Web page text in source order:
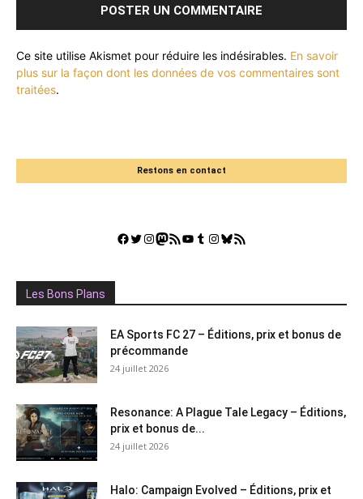
Ce site utilise Akismet pour réduire les indésirables. En savoir
plus sur la façon dont les données de vos commentaires sont
traitées.
Restons en contact
Facebook
Twitter
Instagram
Mastodon
Flux RSSYouTube
Tumblr
Instagram
Bluesky
GestGame
Les Bons Plans
EA Sports FC 27 – Éditions, prix et bonus de
précommande
24 juillet 2026
Resonance: A Plague Tale Legacy – Éditions,
prix et bonus de...
24 juillet 2026
Halo: Campaign Evolved – Éditions, prix et